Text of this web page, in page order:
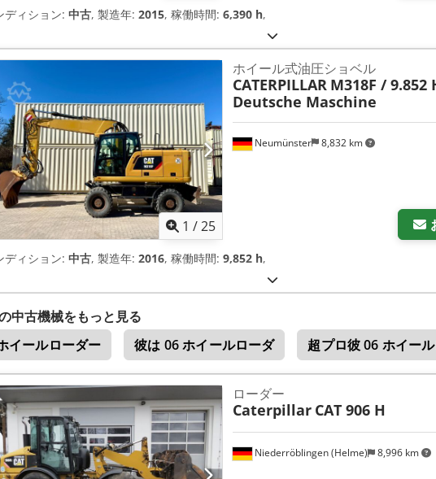
ディション: 中古, 製造年: 2015, 稼働時間: 6,390 h,
1 /25
Neumünster 8,832 km
ホイール式油圧ショベル
CATERPILLAR M318F / 9.852
Deutsche Maschine
ディション: 中古, 製造年: 2016, 稼働時間: 9,852 h,
中古機械をもっと見る
イールローダー
彼は 06 ホイールローダ 超プロ彼 06 ホイー
Niederröblingen (Helme) 8,996 km
ローダー
Caterpillar CAT 906 H